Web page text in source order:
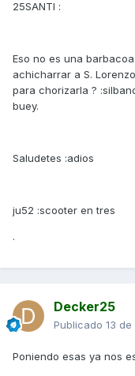
25SANTI :
Eso no es una
achicharrar a S.
para chorizarla ?
buey.
Saludetes :adios
ju52 :scooter en tres
.
Decker25
Publicado 13
Poniendo esas ya nos